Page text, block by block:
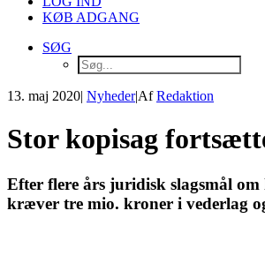
KØB ADGANG
SØG
13. maj 2020| Nyheder|AfRedaktion
Stor kopisag
Efter flere års juridisk slagsmål
kræver tre mio. kroner i vederlag